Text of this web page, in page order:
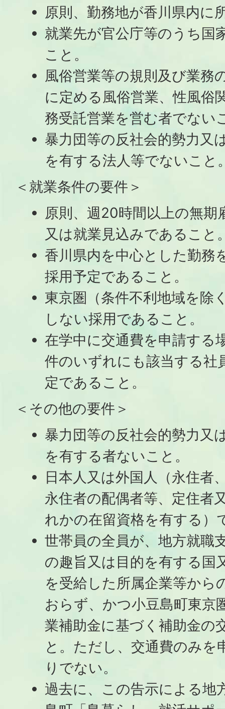
原則、勤務地が香川県内に
就業先が官公庁等のうち国
こと。
風俗営業等の規則及び業務
に定める風俗営業、性風俗
務受託営業を営む者でない
暴力団等の反社会的勢力又
を有する法人等でないこと
＜就業条件の要件＞
原則、週20時間以上の無期
又は就業見込みであること
香川県内を中心とした勤務
採用予定であること。
東京圏（条件不利地域を除
しない採用であること。
在学中に交通費を申請する
件のいずれにも該当する社
定であること。
＜その他の要件＞
暴力団等の反社会的勢力又
を有する者ないこと。
日本人又は外国人（永住者
永住者の配偶者等、定住者
れかの在留資格を有する）
世帯員の全員が、地方就職
の趣旨又は目的を有する国
を受給した所属企業等から
おらず、かつ小豆島町東京
業補助金に基づく補助金の
と。ただし、交通費のみを
りでない。
過去に、この告示による地